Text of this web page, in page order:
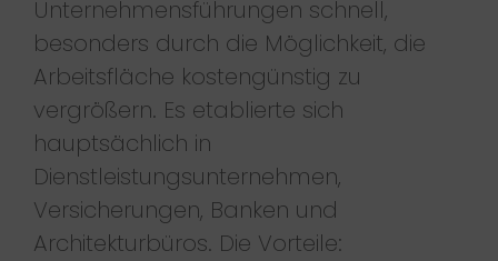
Unternehmensführungen schnell,
besonders durch die Möglichkeit, die
Arbeitsfläche kostengünstig zu
vergrößern. Es etablierte sich
hauptsächlich in
Dienstleistungsunternehmen,
Versicherungen, Banken und
Architekturbüros. Die Vorteile: